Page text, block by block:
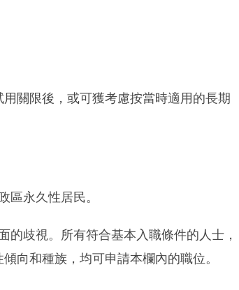
關限後，或可獲考慮按當時適用的長期
區永久性居民。
歧視。所有符合基本入職條件的人士，
向和種族，均可申請本欄內的職位。